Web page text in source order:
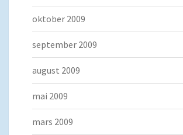
oktober 2009
september 2009
august 2009
mai 2009
mars 2009